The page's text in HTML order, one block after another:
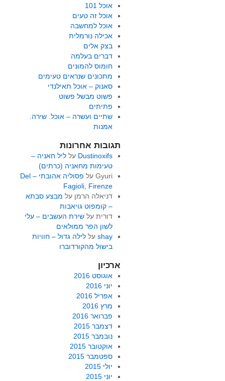
אוכל 101
אוכל זה טעים
אוכל למחשבה
אכילה נורמלית
בצק אלים
דברים בעלמה
חומוס להמונים
מתכונים שנראים טעימים
סאנוק – אוכל תאילנדי
פשוט מבשל פשוט
פתיתים
שתיים ועשרה – אוכל. שירה.
אמנות
תגובות אחרונות
Dustinoxifs על ליל חאניה –
טעימות מחאניה (כרתים)
Gyuriעל
פסוליה אהובתי – Del
Fagioli, Firenze
דניאלה הרמן על מבצע סבתא
– קומפוט גויאבות
דוריתעל שירת העשבים – עלי
לשון הפר ממולאים
shayעל לילה גדול – חוויות
בישול מהקורדוברו
ארכיון
אוגוסט 2016
יוני 2016
אפריל 2016
מרץ 2016
פברואר 2016
דצמבר 2015
נובמבר 2015
אוקטובר 2015
ספטמבר 2015
יולי 2015
יוני 2015